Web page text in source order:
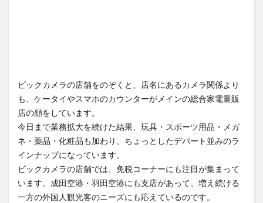
ビックカメラの店舗をのぞくと、店名にあるカメラ関係より
も、ケータイやスマホのカウンターがメインの総合家電量販
店の顔をしています。
今日まで業務拡大を続けた結果、玩具・スポーツ用品・メガ
ネ・薬品・化粧品も加わり、ちょっとしたデパート並みのラ
インナップになっています。
ビックカメラの店舗では、免税コーナーにも注目が集まって
います。成田空港・羽田空港にも支店があって、増え続ける
一方の外国人観光客のニーズにも応えているのです。